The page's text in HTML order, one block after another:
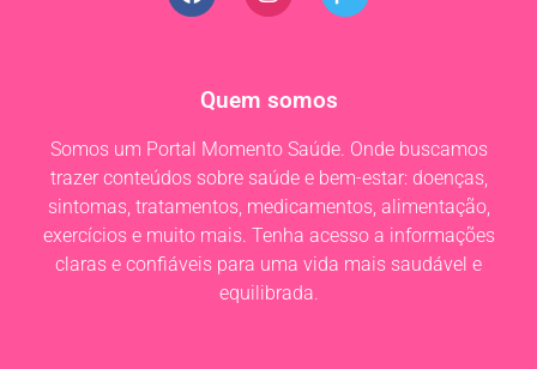
Quem somos
Somos um Portal Momento Saúde. Onde buscamos
trazer conteúdos sobre saúde e bem-estar: doenças,
sintomas, tratamentos, medicamentos, alimentação,
exercícios e muito mais. Tenha acesso a informações
claras e confiáveis para uma vida mais saudável e
equilibrada.